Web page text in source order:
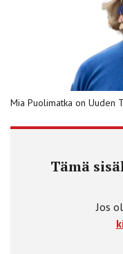
Mia Puolimatka on Uuden
Tämä
Jos